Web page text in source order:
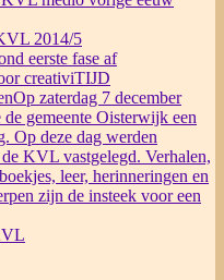
2014/5
eerste fase af
creativiTIJD
Op zaterdag 7 december
de gemeente Oisterwijk een
Op deze dag werden
KVL vastgelegd. Verhalen,
leer, herinneringen en
zijn de insteek voor een